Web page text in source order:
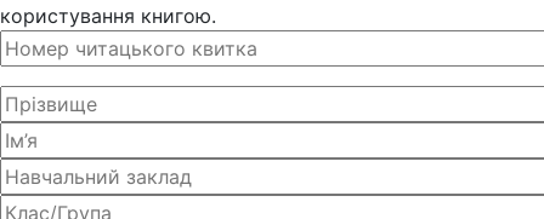
користування книгою.